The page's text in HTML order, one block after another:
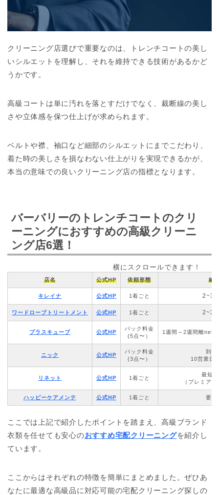
クリーニング店選びで重要なのは、トレンチコートの美し
いシルエットを理解し、それを維持できる技術があるかど
うかです。
高級コートは単に汚れを落とすだけでなく、裁断線の美し
さや立体感を保つ仕上げが求められます。
ベルトや襟、袖口など細部のシルエットにまでこだわり、
着た時の美しさを損なわない仕上がりを実現できるかが、
本当の意味での良いクリーニング店の指標となります。
バーバリーのトレンチコートのクリ
ーニングにおすすめの高級クリーニ
ング店6選！
横にスクロールできます！
店名 公式HP 依頼形態 納
キレイナ 公式HP 1着ごと 2~3
ワードローブトリートメント 公式HP 1着ごと 2~3
プラスキューブ 公式HP
パック料金
(5点〜）
1週間～2週間離net
ニック 公式HP
パック料金
(3点〜）
到着
10営業日
リネット 公式HP 1着ごと
最短2
（プレミア
ハッピーケアメンテ 公式HP 1着ごと 要確
ここでは上記で紹介したポイントを踏まえ、高級ブランド
衣類を任せても安心のおすすめ宅配クリーニングを紹介し
ています。
ここからはそれぞれの特徴を簡単にまとめました。ぜひあ
なたに最適な高級品に対応可能の宅配クリーニング探しの